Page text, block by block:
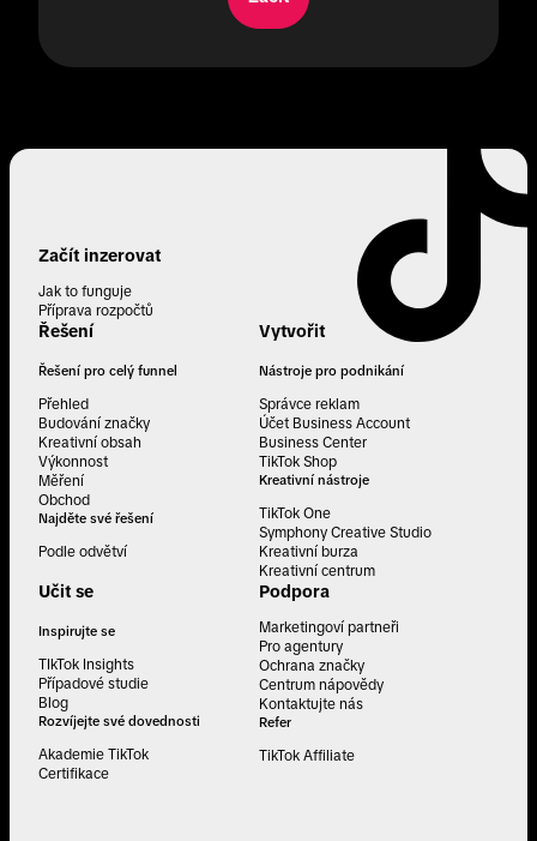
Začít inzerovat
Jak to funguje
Příprava rozpočtů
Řešení
Řešení pro celý funnel
Přehled
Budování značky
Kreativní obsah
Výkonnost
Měření
Obchod
Najděte své řešení
Podle odvětví
Vytvořit
Nástroje pro podnikání
Správce reklam
Účet Business Account
Business Center
TikTok Shop
Kreativní nástroje
TikTok One
Symphony Creative Studio
Kreativní burza
Kreativní centrum
Učit se
Inspirujte se
TIkTok Insights
Případové studie
Blog
Rozvíjejte své dovednosti
Akademie TikTok
Certifikace
Podpora
Marketingoví partneři
Pro agentury
Ochrana značky
Centrum nápovědy
Kontaktujte nás
Refer
TikTok Affiliate